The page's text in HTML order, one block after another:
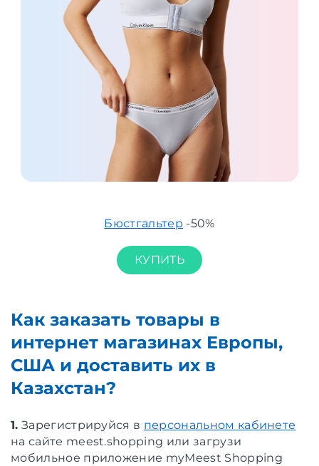
Бюстгальтер-50%
КУПИТЬ
Как заказать товары в
интернет магазинах Европы,
США и доставить их в
Казахстан?
1. Зарегистрируйся в персональном кабинете
на сайте meest.shopping или загрузи
мобильное приложение myMeest Shopping